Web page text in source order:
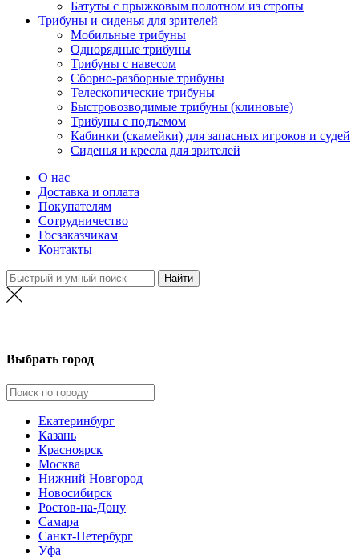
Батуты с прыжковым полотном из стропы
Трибуны и сиденья для зрителей
Мобильные трибуны
Однорядные трибуны
Трибуны с навесом
Сборно-разборные трибуны
Телескопические трибуны
Быстровозводимые трибуны (клиновые)
Трибуны с подъемом
Кабинки (скамейки) для запасных игроков и судей
Сиденья и кресла для зрителей
О нас
Доставка и оплата
Покупателям
Сотрудничество
Госзаказчикам
Контакты
Выбрать город
Екатеринбург
Казань
Красноярск
Москва
Нижний Новгород
Новосибирск
Ростов-на-Дону
Самара
Санкт-Петербург
Уфа